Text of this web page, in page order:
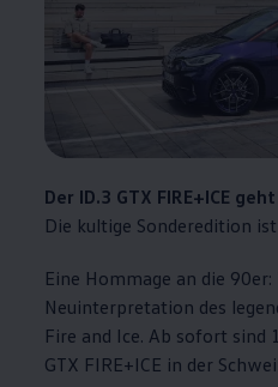
Der ID.3 GTX FIRE+ICE
Die kultige Sonderedition
Eine Hommage an die 90er:
Neuinterpretation des
Fire and Ice. Ab sofort sind
GTX FIRE+ICE in der